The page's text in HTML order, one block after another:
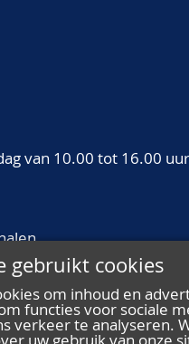
van 10.00 tot 16.00 uur
gebruikt cookies
om inhoud en
functies voor sociale
verkeer te analyseren.